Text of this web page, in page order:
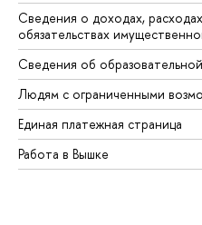
Сведения о доходах,
обязательствах
Сведения об
Людям с ограниченными
Единая платежная страница
Работа в Вышке